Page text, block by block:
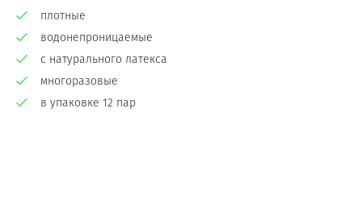
плотные
водонепроницаемые
с натурального латекса
многоразовые
в упаковке 12 пар